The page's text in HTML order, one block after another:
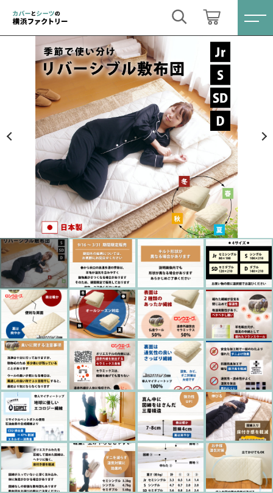
敷布団 日本製 リバーシブル 固綿入り 羊毛 防ダ
ニ セミシングル～ダブル
サイズ
数量
（税込）
ショッピングを続ける
カートを確認する
ログイン / 会員登録
お気に入り
すべての商品
オーダーメイド
掛け布団カバー
敷布団カバー
ベッド用ボックスシーツ
敷布団用シーツ
枕カバー
毛布カバー
掛け布団
敷布団
枕・クッション
敷パッド・ベッドパッド
毛布・ケット・ひざ掛け
防災頭巾・防災頭巾カバー・ランチョンマット
すべて
オーダーメイド
掛け布団カバー
敷布団カバー
ベッド用ボックスシーツ
敷布団用シーツ
枕カバー
毛布カバー
掛け布団
敷布団
枕・クッション
敷パッド・ベッドパッド
毛布・ケット・ひざ掛け
キーワード検索
こだわり検索
親カテゴリ
子カテゴリ
価格帯
その他
在庫あり セール
並び順